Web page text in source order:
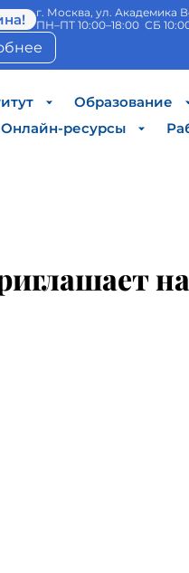
г. Москва, ул. Академика
ПН–ПТ 10:00–18:00 СБ
Образование
Онлайн-ресурсы